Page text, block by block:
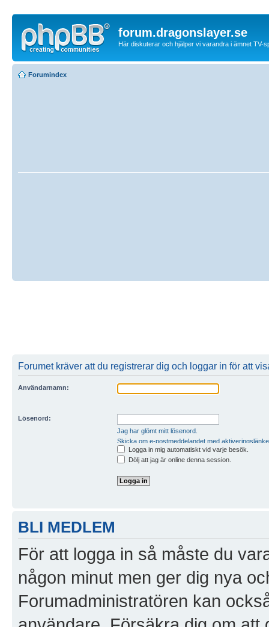
forum.dragonslayer.se
Här diskuterar och hjälper vi varandra i ämnet TV-
Forumindex
Forumet kräver att du registrerar dig och loggar in för att
Användarnamn:
Lösenord:
Jag har glömt mitt lösenord.
Skicka om e-postmeddelandet med
Logga in mig automatiskt vid varje besök.
Dölj att jag är online denna session.
BLI MEDLEM
För att logga in så måste du
någon minut men ger dig nya
Forumadministratören kan